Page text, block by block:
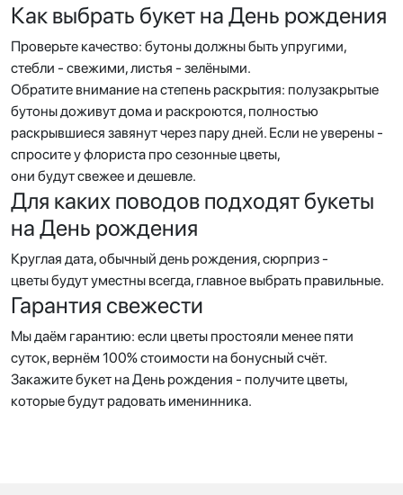
Как выбрать букет на День рождения
Проверьте качество: бутоны должны быть упругими,
стебли - свежими, листья - зелёными.
Обратите внимание на степень раскрытия: полузакрытые
бутоны доживут дома и раскроются, полностью
раскрывшиеся завянут через пару дней. Если не уверены -
спросите у флориста про сезонные цветы,
они будут свежее и дешевле.
Для каких поводов подходят букеты
на День рождения
Круглая дата, обычный день рождения, сюрприз -
цветы будут уместны всегда, главное выбрать правильные.
Гарантия свежести
Мы даём гарантию: если цветы простояли менее пяти
суток, вернём 100% стоимости на бонусный счёт.
Закажите букет на День рождения - получите цветы,
которые будут радовать именинника.